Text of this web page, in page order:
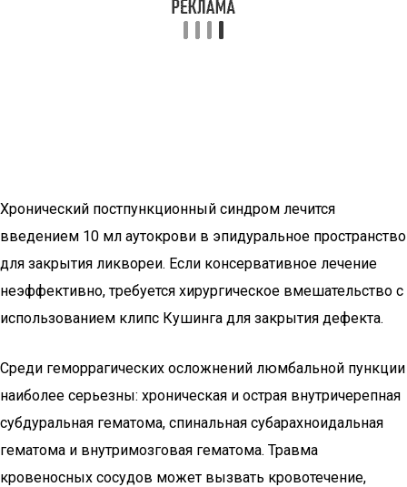
Хронический постпункционный синдром лечится
введением 10 мл аутокрови в эпидуральное пространство
для закрытия ликвореи. Если консервативное лечение
неэффективно, требуется хирургическое вмешательство с
использованием клипс Кушинга для закрытия дефекта.
Среди геморрагических осложнений люмбальной пункции
наиболее серьезны: хроническая и острая внутричерепная
субдуральная гематома, спинальная субарахноидальная
гематома и внутримозговая гематома. Травма
кровеносных сосудов может вызвать кровотечение,